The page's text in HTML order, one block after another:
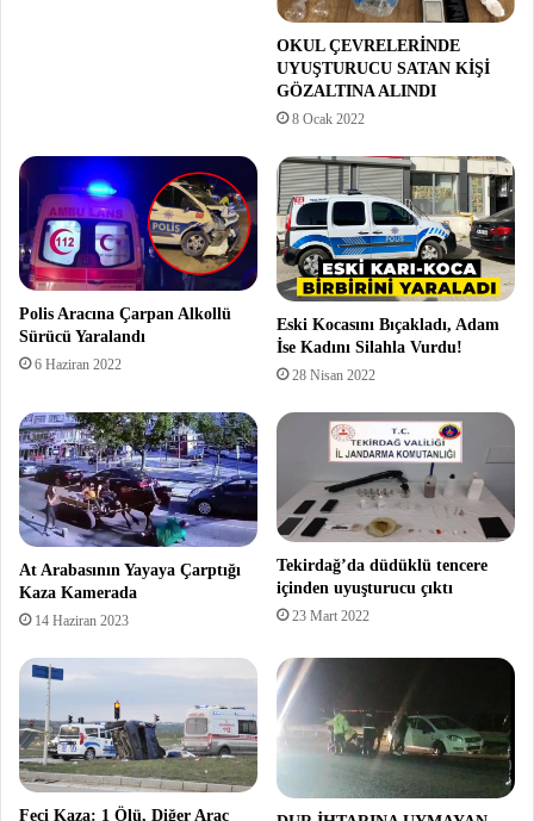
OKUL ÇEVRELERİNDE
UYUŞTURUCU SATAN KİŞİ
GÖZALTINA ALINDI
8 Ocak 2022
Polis Aracına Çarpan Alkollü
Sürücü Yaralandı
6 Haziran 2022
Eski Kocasını Bıçakladı, Adam
İse Kadını Silahla Vurdu!
28 Nisan 2022
At Arabasının Yayaya Çarptığı
Kaza Kamerada
14 Haziran 2023
Tekirdağ’da düdüklü tencere
içinden uyuşturucu çıktı
23 Mart 2022
Feci Kaza: 1 Ölü, Diğer Araç